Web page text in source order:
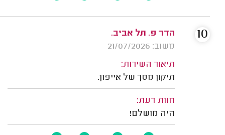
הדר פ. תל אביב.
משוב: 21/07/2026
תיאור השירות:
תיקון מסך של אייפון.
חוות דעת:
היה מושלם!
10